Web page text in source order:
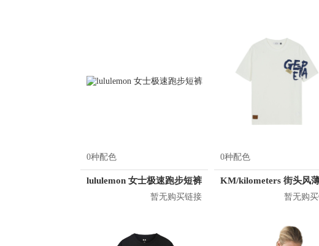
0种配色
lululemon 女士极速跑步短裤
暂无购买链接
0种配色
暂无购